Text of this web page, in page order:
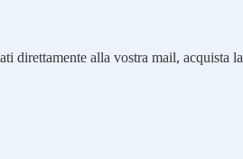
direttamente alla vostra mail, acquista la